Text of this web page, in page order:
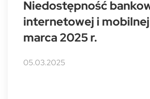
Niedostępność
internetowej i
marca 2025 r.
05.03.2025